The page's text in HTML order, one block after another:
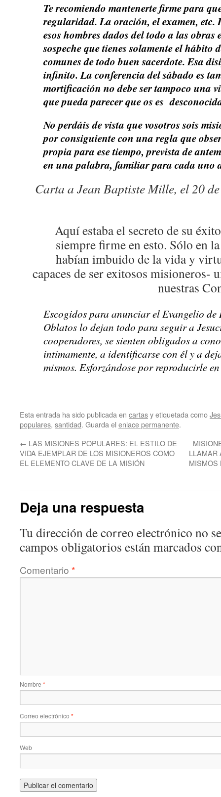
Te recomiendo mantenerte firme para
regularidad. La oración, el examen, etc.
esos hombres dados del todo a las obras
sospeche que tienes solamente el hábito
comunes de todo buen sacerdote. Esa
infinito. La conferencia del sábado es
mortificación no debe ser tampoco una
que pueda parecer que os es
No perdáis de vista que vosotros sois
por consiguiente con una regla que
propia para ese tiempo, prevista de
en una palabra, familiar para cada uno
Carta a Jean Baptiste Mille, el 20
Aquí estaba el secreto de su
siempre firme en esto. Sólo en
habían imbuido de la vida y
capaces de ser exitosos misioneros-
nuestras
Escogidos para anunciar el Evangelio de
Oblatos lo dejan todo para seguir a
cooperadores, se sienten obligados a
intimamente, a identificarse con él y a
mismos. Esforzándose por reproducirle
Esta entrada ha sido publicada en cartasy etiquetada como
populares, santidad. Guarda el enlace permanente.
← LAS MISIONES POPULARES: EL ESTILO DE
VIDA EJEMPLAR DE LOS MISIONEROS COMO
EL ELEMENTO CLAVE DE LA MISIÓN
LLAMAR
MISMOS
Deja una respuesta
Tu dirección de correo electrónico no
campos obligatorios están marcados
Comentario *
Nombre *
Correo electrónico *
Web